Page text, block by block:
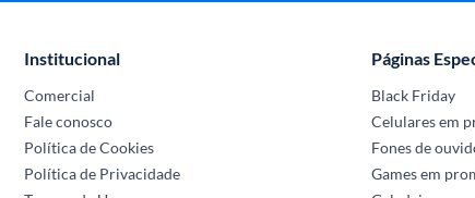
Institucional
Comercial
Fale conosco
Política de Cookies
Política de Privacidade
Páginas
Black Friday
Celulares em
Fones de
Games em